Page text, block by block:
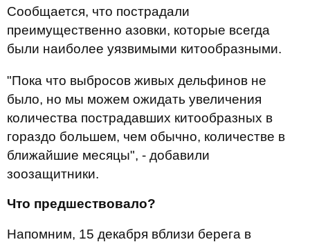
Сообщается, что пострадали
преимущественно азовки, которые всегда
были наиболее уязвимыми китообразными.
"Пока что выбросов живых дельфинов не
было, но мы можем ожидать увеличения
количества пострадавших китообразных в
гораздо большем, чем обычно, количестве в
ближайшие месяцы", - добавили
зоозащитники.
Что предшествовало?
Напомним, 15 декабря вблизи берега в